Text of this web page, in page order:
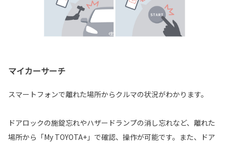
マイカーサーチ
スマートフォンで離れた場所からクルマの状況がわかります。
ドアロックの施錠忘れやハザードランプの消し忘れなど、離れた
場所から「My TOYOTA+」で確認、操作が可能です。また、ドア